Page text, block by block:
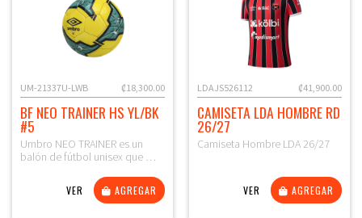
₡18,300.00
UM-21337U-LWB
BF NEO TRAINER HS YL/BK
#5
Umbro NEO TRAINER es un
balón de fútbol unisex que …
VER AGREGAR
₡41,900.00
LDAJS526112
CAMISETA LDA HOMBRE RD
26/27
Camiseta Hombre LDA 26/27
VER AGREGAR